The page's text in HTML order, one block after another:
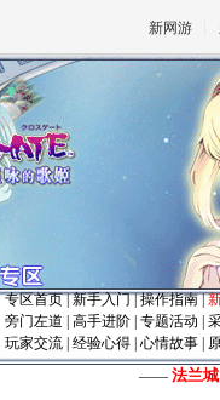
新网游
专区首页|新手入门|操作指南|
旁门左道
高手进阶 专题活动
玩家交流 经验心得 心情故事
―― 法兰